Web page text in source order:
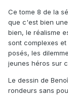
Ce tome 8 de la
que c'est bien
bien, le réalisme
sont complexes
posés, les
jeunes héros sur
Le dessin de
rondeurs sans